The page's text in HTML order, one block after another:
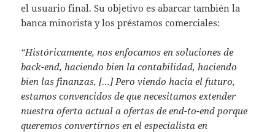
el usuario final. Su objetivo es abarcar también la
banca minorista y los préstamos comerciales:
“Históricamente, nos enfocamos en soluciones de
back-end, haciendo bien la contabilidad, haciendo
bien las finanzas, […] Pero viendo hacia el futuro,
estamos convencidos de que necesitamos extender
nuestra oferta actual a ofertas de end-to-end porque
queremos convertirnos en el especialista en